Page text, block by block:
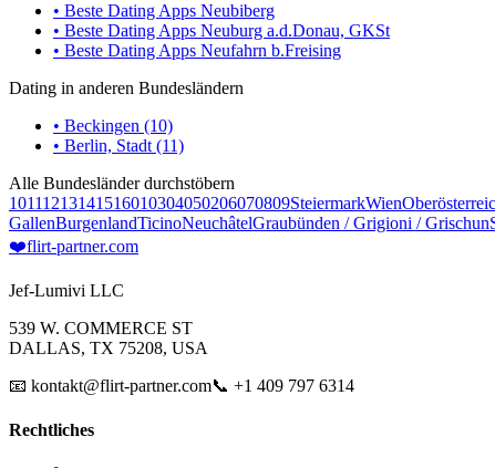
• Beste Dating Apps Neubiberg
• Beste Dating Apps Neuburg a.d.Donau, GKSt
• Beste Dating Apps Neufahrn b.Freising
Dating in anderen Bundesländern
• Beckingen (10)
• Berlin, Stadt (11)
Alle Bundesländer durchstöbern
10111213141516010304050206070809SteiermarkWien
GallenBurgenlandTicinoNeuchâtelGraubünden / Grigioni / Grischun
❤️flirt-partner.com
Jef-Lumivi LLC
539 W. COMMERCE ST
DALLAS, TX 75208, USA
📧 kontakt@flirt-partner.com📞 +1 409 797 6314
Rechtliches